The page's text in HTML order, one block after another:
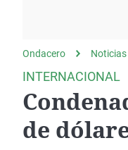
Ondacero Noticias
INTERNACIONAL
de